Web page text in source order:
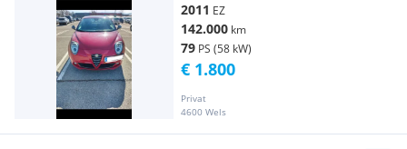
2011 EZ
142.000 km
79 PS (58 kW)
Privat
4600 Wels
€ 1.800